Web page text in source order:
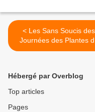
< Les Sans Soucis des
Journées des Plantes de
Chantilly, Suite
Hébergé par Overblog
Top articles
Pages